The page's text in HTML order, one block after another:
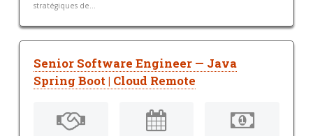
stratégiques de...
Senior Software Engineer — Java
Spring Boot | Cloud Remote